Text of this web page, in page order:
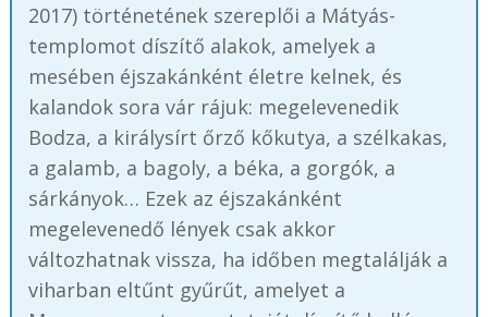
2017) történetének szereplői a Mátyás-
templomot díszítő alakok, amelyek a
mesében éjszakánként életre kelnek, és
kalandok sora vár rájuk: megelevenedik
Bodza, a királysírt őrző kőkutya, a szélkakas,
a galamb, a bagoly, a béka, a gorgók, a
sárkányok… Ezek az éjszakánként
megelevenedő lények csak akkor
változhatnak vissza, ha időben megtalálják a
viharban eltűnt gyűrűt, amelyet a